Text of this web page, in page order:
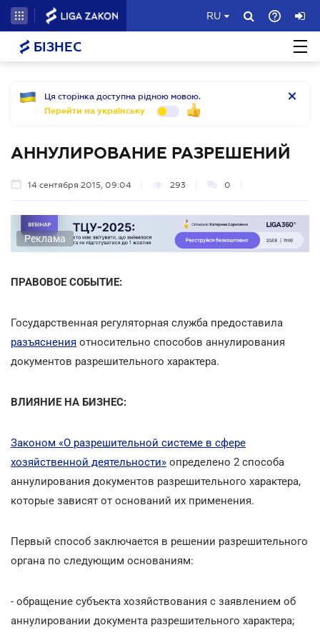
RU
БІЗНЕС
Ця сторінка доступна рідною мовою.
Перейти на українську
АННУЛИРОВАНИЕ РАЗРЕШЕНИЙ
14 сентября 2015, 09:04 293 0
Реклама
ПРАВОВОЕ СОБЫТИЕ:
Государственная регуляторная служба предоставила
разъяснения относительно способов аннулирования
документов разрешительного характера.
ВЛИЯНИЕ НА БИЗНЕС:
Законом «О разрешительной системе в сфере
хозяйственной деятельности» определено 2 способа
аннулирования документов разрешительного характера,
которые зависят от оснований их применения.
Первый способ заключается в решении разрешительного
органа по следующим основаниям:
- обращение субъекта хозяйствования с заявлением об
аннулировании документа разрешительного характера;